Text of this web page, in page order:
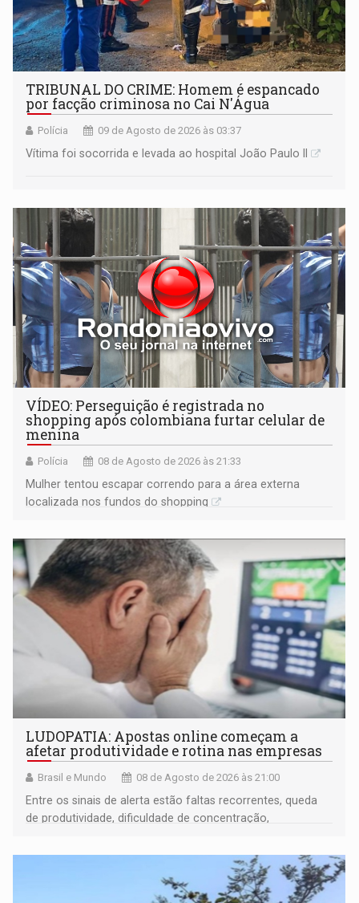
TRIBUNAL DO CRIME: Homem é espancado
por facção criminosa no Cai N'Água
Polícia 09 de Agosto de 2026 às 03:37
Vítima foi socorrida e levada ao hospital João Paulo II
VÍDEO: Perseguição é registrada no
shopping após colombiana furtar celular de
menina
Polícia 08 de Agosto de 2026 às 21:33
Mulher tentou escapar correndo para a área externa
localizada nos fundos do shopping
LUDOPATIA: Apostas online começam a
afetar produtividade e rotina nas empresas
Brasil e Mundo 08 de Agosto de 2026 às 21:00
Entre os sinais de alerta estão faltas recorrentes, queda
de produtividade, dificuldade de concentração,